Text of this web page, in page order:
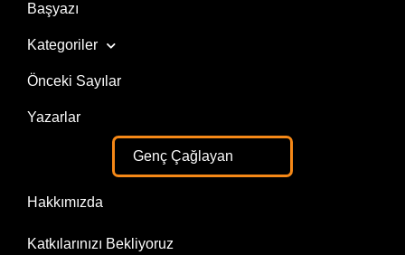
Başyazı
Kategoriler
Önceki Sayılar
Yazarlar
Genç Çağlayan
Hakkımızda
Katkılarınızı Bekliyoruz